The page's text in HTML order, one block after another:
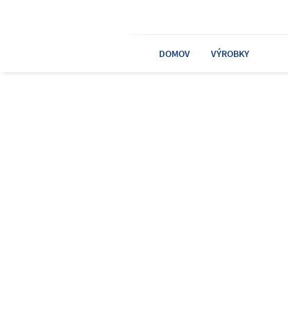
DOMOV VÝROBKY